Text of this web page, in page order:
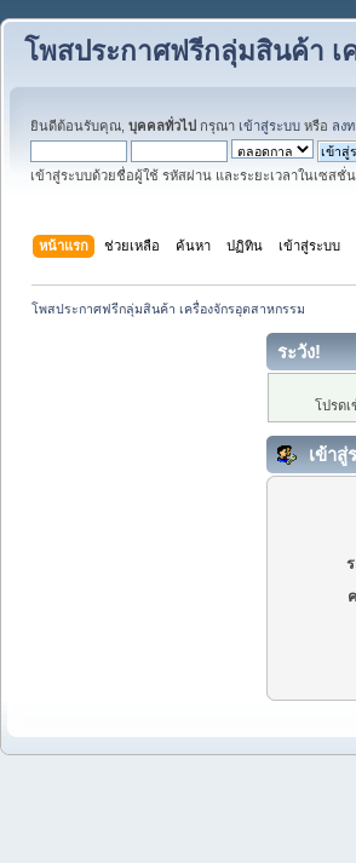
โพสประกาศฟรีกลุ่มสินค้า เ
ยินดีต้อนรับคุณ, บุคคลทั่วไป กรุณา เข้าสู่ระบบ หรือ ลง
เข้าสู่ระบบด้วยชื่อผู้ใช้ รหัสผ่าน และระยะเวลาในเซสชั่น
หน้าแรก ช่วยเหลือ ค้นหา ปฏิทิน เข้าสู่ระบบ
โพสประกาศฟรีกลุ่มสินค้า เครื่องจักรอุตสาหกรรม
ระวัง!
โปรด
เข้าสู่